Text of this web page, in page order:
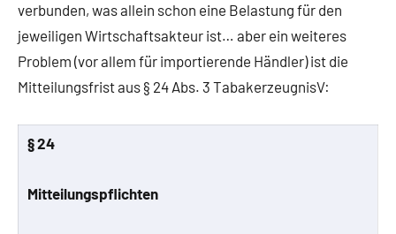
verbunden, was allein schon eine Belastung für den
jeweiligen Wirtschaftsakteur ist… aber ein weiteres
Problem (vor allem für importierende Händler) ist die
Mitteilungsfrist aus § 24 Abs. 3 TabakerzeugnisV:
§ 24
Mitteilungspflichten